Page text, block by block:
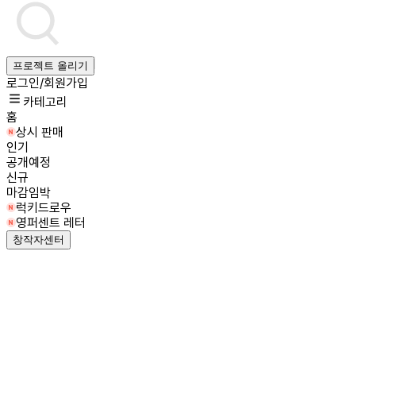
프로젝트 올리기
로그인/회원가입
카테고리
홈
상시 판매
인기
공개예정
신규
마감임박
럭키드로우
영퍼센트 레터
창작자센터